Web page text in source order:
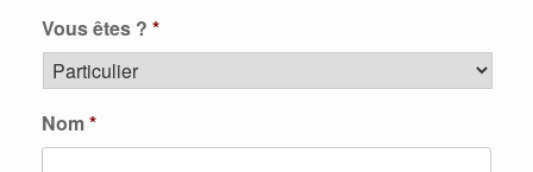
Vous êtes ? *
Nom*